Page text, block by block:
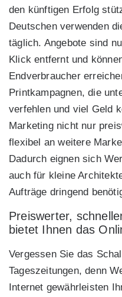
den künftigen Erfolg
Deutschen verwenden
täglich. Angebote sind
Klick entfernt und
Endverbraucher
Printkampagnen, die
verfehlen und viel Geld
Marketing nicht nur
flexibel an weitere
Dadurch eignen sich
auch für kleine
Aufträge dringend
Preiswerter,
bietet Ihnen das
Vergessen Sie das
Tageszeitungen, denn
Internet gewährleisten